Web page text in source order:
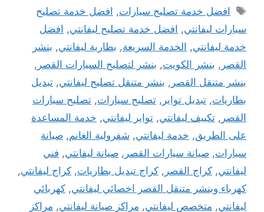
الوسوم
افضل خدمة تصليح سيارات, افضل خدمة تصليح
سيارات ليفانتي, افضل خدمة تصليح ليفانتي, افضل
خدمة ليفانتي, الخدمة السريعة, بطارية ليفانتي, بنشر
القصر , بنشر الكويت, بنشر لتصليح السيارات القصر ,
بنشر متنقل القصر , بنشر متنقل تصليح ليفانتي, تبديل
بطاريات, تبديل تواير , تصليح سيارات, تصليح سيارات
القصر , تكييف ليفانتي, تواير ليفانتي, خدمة المساعدة
على الطريق, خدمة ليفانتي, شفرولية الغانم, صيانة
سيارات, صيانة سيارات القصر , صيانة ليفانتي, فني
ليفانتي, كراج القصر , كراج تبديل بطاريات, كراج ليفانتي,
كهرباء وبنشر متنقل القصر اخصائي ليفانتي, كهربائي
ليفانتي, متخصص ليفانتي, مراكز صيانة ليفانتي, مراكز